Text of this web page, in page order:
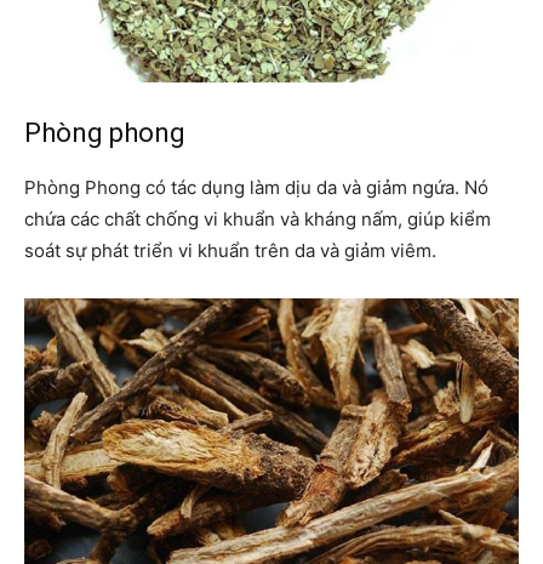
Phòng phong
Phòng Phong có tác dụng làm dịu da và giảm ngứa. Nó
chứa các chất chống vi khuẩn và kháng nấm, giúp kiểm
soát sự phát triển vi khuẩn trên da và giảm viêm.